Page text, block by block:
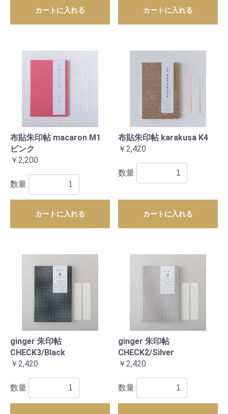
カートに入れる カートに入れる
布貼朱印帖 macaron M1
ピンク
￥2,200
数量
カートに入れる
布貼朱印帖 karakusa K4
￥2,420
数量
カートに入れる
ginger 朱印帖
CHECK3/Black
￥2,420
数量
ginger 朱印帖
CHECK2/Silver
￥2,420
数量